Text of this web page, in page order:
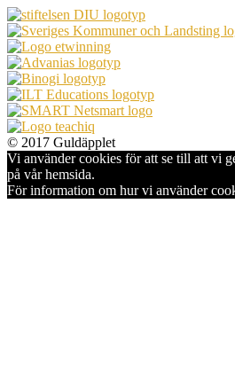
© 2017 Guldäpplet
Vi använder cookies för att se till att vi
på vår hemsida.
För information om hur vi använder